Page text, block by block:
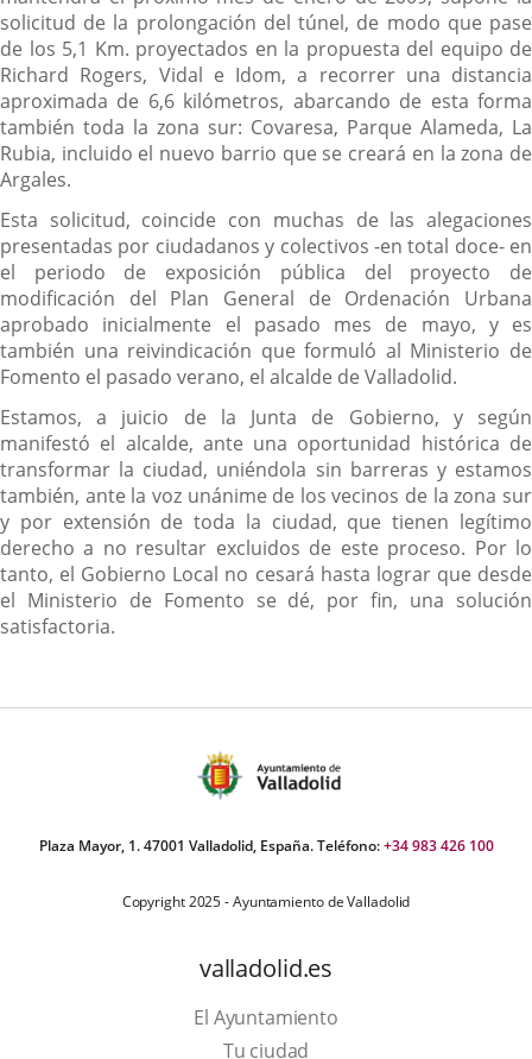
solicitud de la prolongación del túnel, de modo que pase
de los 5,1 Km. proyectados en la propuesta del equipo de
Richard Rogers, Vidal e Idom, a recorrer una distancia
aproximada de 6,6 kilómetros, abarcando de esta forma
también toda la zona sur: Covaresa, Parque Alameda, La
Rubia, incluido el nuevo barrio que se creará en la zona de
Argales.
Esta solicitud, coincide con muchas de las alegaciones
presentadas por ciudadanos y colectivos -en total doce- en
el periodo de exposición pública del proyecto de
modificación del Plan General de Ordenación Urbana
aprobado inicialmente el pasado mes de mayo, y es
también una reivindicación que formuló al Ministerio de
Fomento el pasado verano, el alcalde de Valladolid.
Estamos, a juicio de la Junta de Gobierno, y según
manifestó el alcalde, ante una oportunidad histórica de
transformar la ciudad, uniéndola sin barreras y estamos
también, ante la voz unánime de los vecinos de la zona sur
y por extensión de toda la ciudad, que tienen legítimo
derecho a no resultar excluidos de este proceso. Por lo
tanto, el Gobierno Local no cesará hasta lograr que desde
el Ministerio de Fomento se dé, por fin, una solución
satisfactoria.
Plaza Mayor, 1. 47001 Valladolid, España. Teléfono:+34 983 426 100
Copyright 2025 - Ayuntamiento de Valladolid
valladolid.es
El Ayuntamiento
Tu ciudad